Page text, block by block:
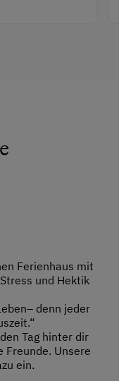
Ferienhaus mit
und Hektik
denn jeder
Tag hinter dir
Freunde. Unsere
ein.